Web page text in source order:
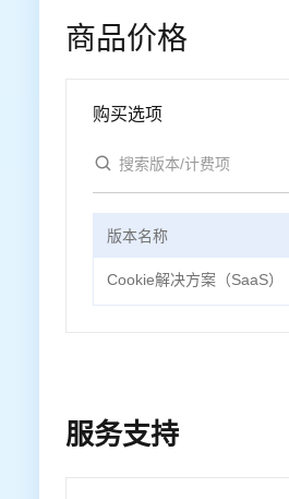
商品价格
购买选项
版本名称
Cookie解决方案（SaaS）
服务支持